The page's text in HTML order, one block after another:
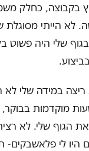
בקבוצה, כחלק
לא הייתי
שלי היה פשוט
במידה שלי לא
מוקדמות
הגוף שלי. לא
היו לי פלאשבקים-